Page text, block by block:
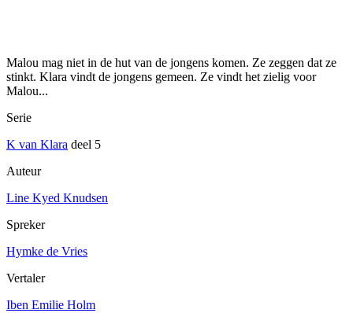
Malou mag niet in de hut van de jongens komen. Ze zeggen dat ze
stinkt. Klara vindt de jongens gemeen. Ze vindt het zielig voor
Malou...
Serie
K van Klara deel 5
Auteur
Line Kyed Knudsen
Spreker
Hymke de Vries
Vertaler
Iben Emilie Holm